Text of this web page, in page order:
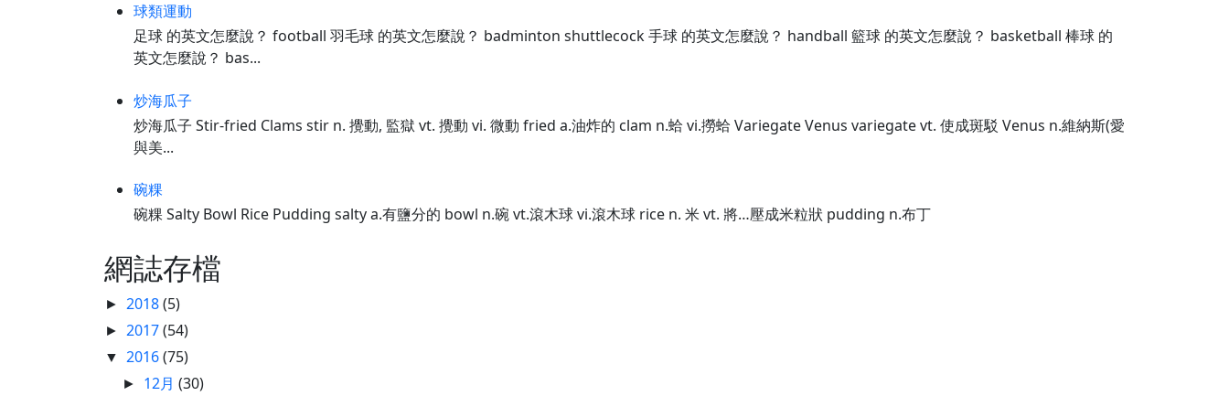
球類運動
足球 的英文怎麼說？ football 羽毛球 的英文怎麼說？ badminton shuttlecock 手球 的英文怎麼說？ handball 籃球 的英文怎麼說？ basketball 棒球 的
英文怎麼說？ bas...
炒海瓜子
炒海瓜子 Stir-fried Clams stir n. 攪動, 監獄 vt. 攪動 vi. 微動 fried a.油炸的 clam n.蛤 vi.撈蛤 Variegate Venus variegate vt. 使成斑駁 Venus n.維納斯(愛
與美...
碗粿
碗粿 Salty Bowl Rice Pudding salty a.有鹽分的 bowl n.碗 vt.滾木球 vi.滾木球 rice n. 米 vt. 將…壓成米粒狀 pudding n.布丁
網誌存檔
► 2018(5)
► 2017(54)
▼ 2016(75)
► 12月(30)